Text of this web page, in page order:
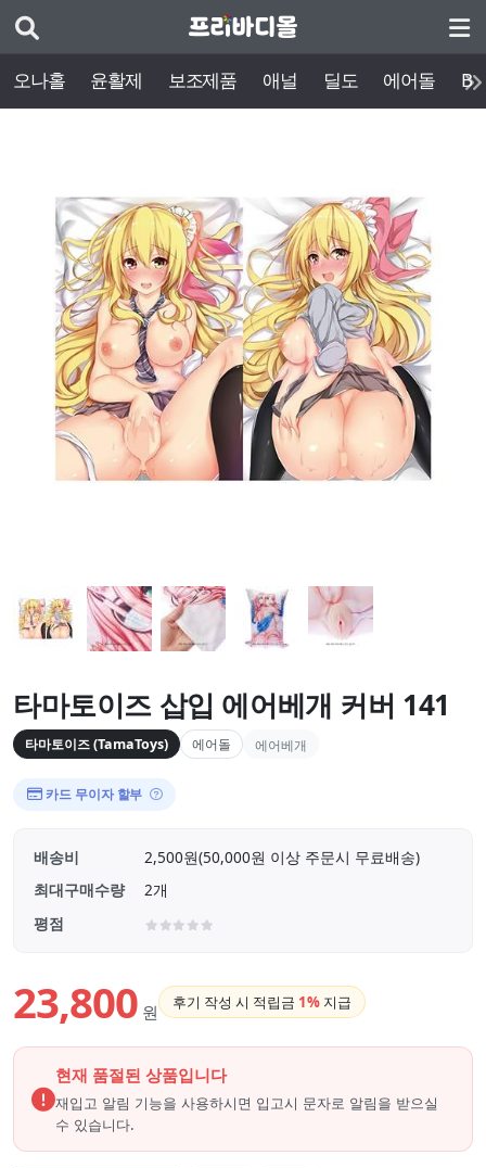
오나홀 윤활제 보조제품 애널 딜도 에어돌
타마토이즈 삽입 에어베개 커버 141
타마토이즈 (TamaToys) 에어돌 에어베개
카드 무이자 할부
배송비
2,500원(50,000원 이상 주문시 무료배송)
최대구매수량
2개
평점
23,800 원 후기 작성 시 적립금 1% 지급
현재 품절된 상품입니다
재입고 알림 기능을 사용하시면 입고시 문자로 알림을 받으실
수 있습니다.